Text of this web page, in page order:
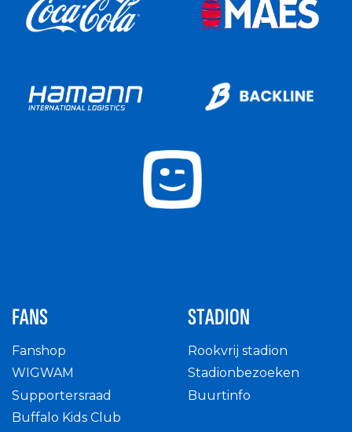
FANS
Fanshop
WIGWAM
Supportersraad
Buffalo Kids Club
STADION
Rookvrij stadion
Stadionbezoeken
Buurtinfo